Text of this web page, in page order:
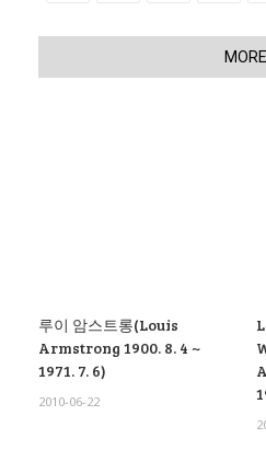
MORE
루이 암스트롱(Louis
Armstrong 1900. 8. 4 ~
1971. 7. 6)
2010-06-22